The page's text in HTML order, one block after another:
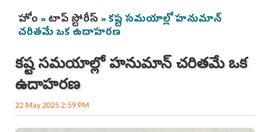
You are here
హోం »టాప్ స్టోరీస్ » క‌ష్ట స‌మ‌యాల్లో హనుమాన్
చరితమే ఒక ఉదాహరణ
క‌ష్ట స‌మ‌యాల్లో హనుమాన్ చరితమే ఒక
ఉదాహరణ
22 May 2025 2:59 PM